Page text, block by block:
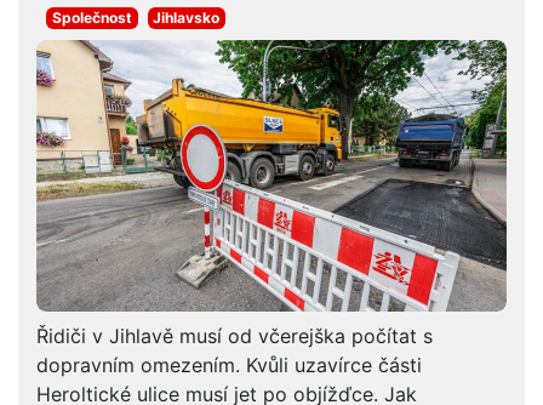
Společnost
Jihlavsko
Řidiči v Jihlavě musí od včerejška počítat s
dopravním omezením. Kvůli uzavírce části
Heroltické ulice musí jet po objížďce. Jak